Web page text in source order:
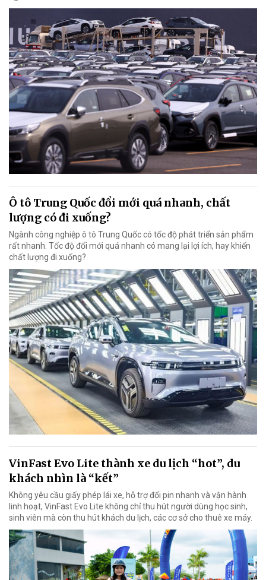
Ô tô Trung Quốc đổi mới quá nhanh, chất
lượng có đi xuống?
Ngành công nghiệp ô tô Trung Quốc có tốc độ phát triển sản phẩm
rất nhanh. Tốc độ đổi mới quá nhanh có mang lại lợi ích, hay khiến
chất lượng đi xuống?
VinFast Evo Lite thành xe du lịch “hot”, du
khách nhìn là “kết”
Không yêu cầu giấy phép lái xe, hỗ trợ đổi pin nhanh và vận hành
linh hoạt, VinFast Evo Lite không chỉ thu hút người dùng học sinh,
sinh viên mà còn thu hút khách du lịch, các cơ sở cho thuê xe máy.